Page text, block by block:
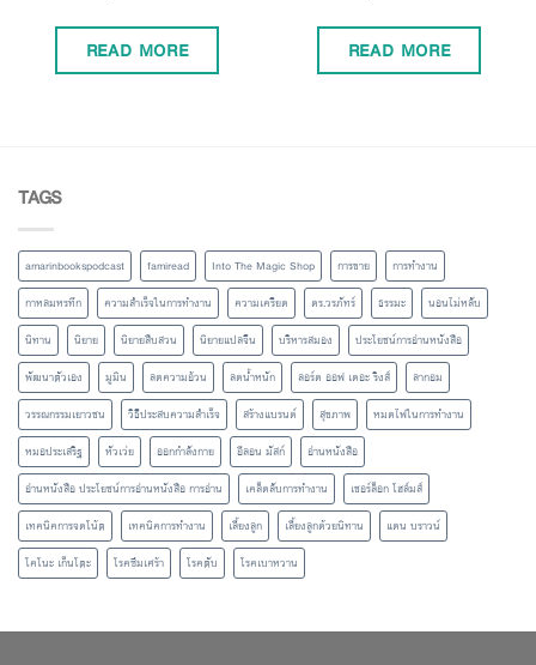
READ MORE READ MORE
TAGS
amarinbookspodcast famiread Into The Magic Shop การขาย
การทำงาน
กาหลมหรทึก
ความสำเร็จในการทำงาน ความเครียด ดร.วรภัทร์ ธรรมะ
นอนไม่หลับ
นิทาน
นิยาย นิยายสืบสวน นิยายแปลจีน บริหารสมอง
ประโยชน์การอ่านหนังสือ
พัฒนาตัวเอง
มูมิน ลดความอ้วน ลดน้ำหนัก ลอร์ด ออฟ เดอะ ริงส์
ลากอม
วรรณกรรมเยาวชน
วิธีประสบความสำเร็จ สร้างแบรนด์ สุขภาพ
หมดไฟในการทำงาน
หมอประเสริฐ
หัวเว่ย ออกกำลังกาย อีลอน มัสก์
อ่านหนังสือ
อ่านหนังสือ ประโยชน์การอ่านหนังสือ การอ่าน
เคล็ดลับการทำงาน
เชอร์ล็อก โฮล์มส์
เทคนิคการจดโน้ต
เทคนิคการทำงาน เลี้ยงลูก เลี้ยงลูกด้วยนิทาน
แดน บราวน์
โคโนะ เก็นโตะ
โรคซึมเศร้า โรคตับ โรคเบาหวาน